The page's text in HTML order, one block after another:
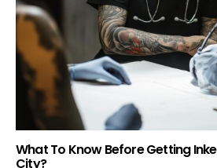
What To Know Before Getting
City?